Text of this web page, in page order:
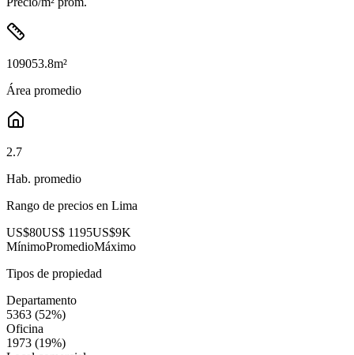
109053.8m²
Área promedio
2.7
Hab. promedio
Rango de precios en Lima
US$80US$ 1195US$9K
MínimoPromedioMáximo
Tipos de propiedad
Departamento
5363 (52%)
Oficina
1973 (19%)